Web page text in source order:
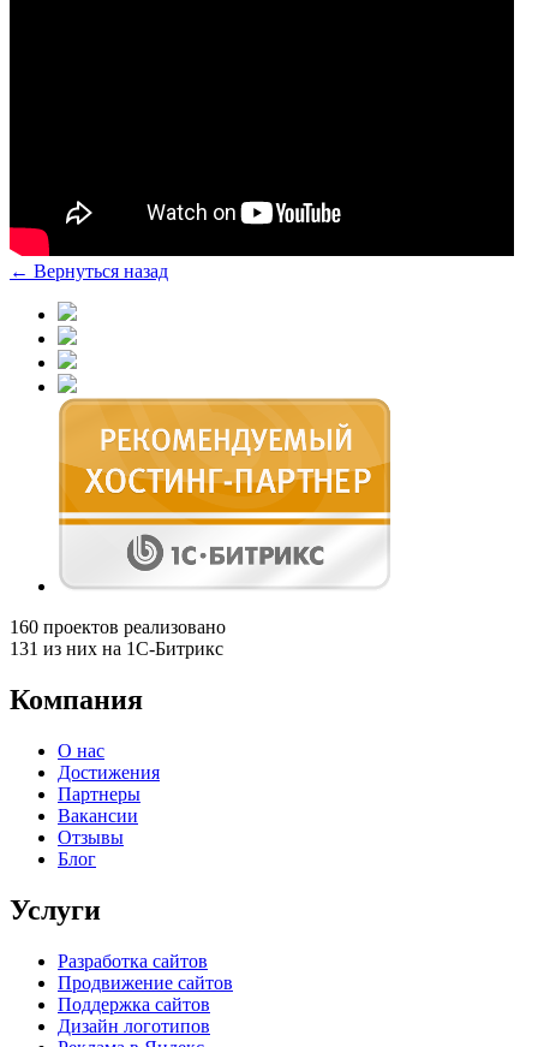
← Вернуться назад
160 проектов реализовано
131 из них на 1С-Битрикс
Компания
О нас
Достижения
Партнеры
Вакансии
Отзывы
Блог
Услуги
Разработка сайтов
Продвижение сайтов
Поддержка сайтов
Дизайн логотипов